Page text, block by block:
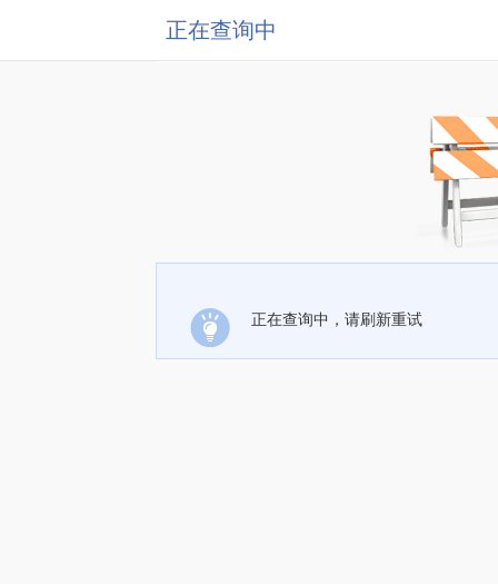
正在查询中
正在查询中，请刷新重试